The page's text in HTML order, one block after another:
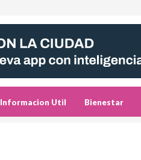
Informacion Util Bienestar